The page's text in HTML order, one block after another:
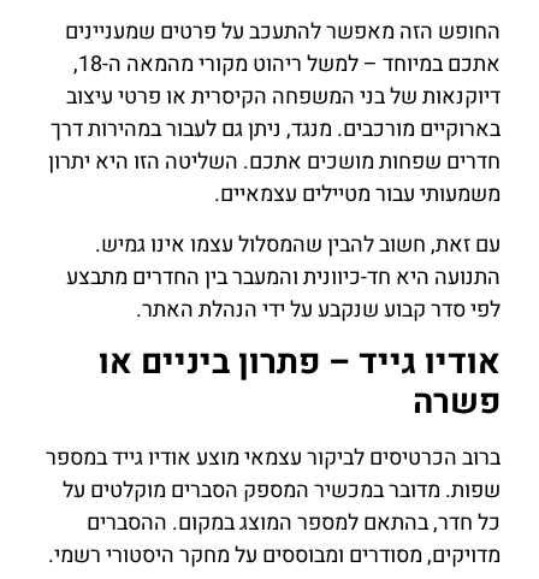
החופש הזה מאפשר להתעכב על פרטים שמעניינים
אתכם במיוחד – למשל ריהוט מקורי מהמאה ה-18,
דיוקנאות של בני המשפחה הקיסרית או פרטי עיצוב
בארוקיים מורכבים. מנגד, ניתן גם לעבור במהירות דרך
חדרים שפחות מושכים אתכם. השליטה הזו היא יתרון
משמעותי עבור מטיילים עצמאיים.
עם זאת, חשוב להבין שהמסלול עצמו אינו גמיש.
התנועה היא חד-כיוונית והמעבר בין החדרים מתבצע
לפי סדר קבוע שנקבע על ידי הנהלת האתר.
אודיו גייד – פתרון ביניים או
פשרה
ברוב הכרטיסים לביקור עצמאי מוצע אודיו גייד במספר
שפות. מדובר במכשיר המספק הסברים מוקלטים על
כל חדר, בהתאם למספר המוצג במקום. ההסברים
מדויקים, מסודרים ומבוססים על מחקר היסטורי רשמי.